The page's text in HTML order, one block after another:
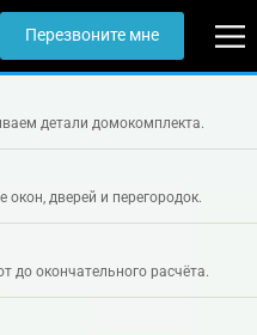
Перезвоните мне
детали домокомплекта.
дверей и перегородок.
до окончательного расчёта.